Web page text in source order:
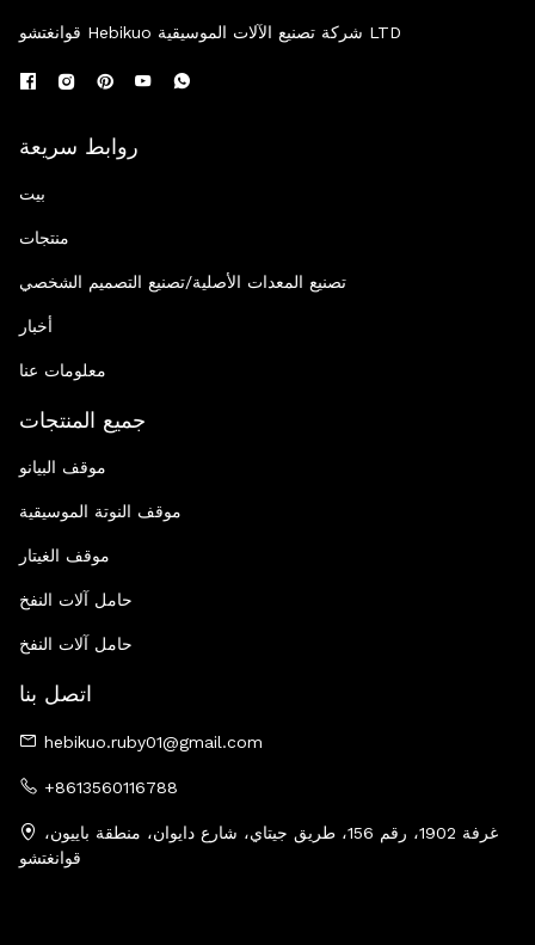
قوانغتشو Hebikuo شركة تصنيع الآلات الموسيقية LTD
روابط سريعة
بيت
منتجات
تصنيع المعدات الأصلية/تصنيع التصميم الشخصي
أخبار
معلومات عنا
جميع المنتجات
موقف البيانو
موقف النوتة الموسيقية
موقف الغيتار
حامل آلات النفخ
حامل آلات النفخ
اتصل بنا
hebikuo.ruby01@gmail.com
+8613560116788
غرفة 1902، رقم 156، طريق جيتاي، شارع دايوان، منطقة باييون،
قوانغتشو